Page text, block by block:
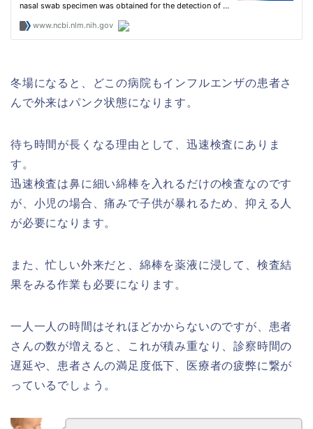
冬場になると、どこの病院もインフルエンザの患者さ
んで外来はパンク状態になります。
待ち時間が長くなる理由として、迅速検査にありま
す。
迅速検査は鼻に細い綿棒を入れるだけの検査なのです
が、小児の場合、痛みで子供が暴れるため、抑える人
が必要になります。
また、忙しい外来だと、綿棒を薬液に浸して、検査結
果をみる作業も必要になります。
一人一人の時間はそれほどかからないのですが、患者
さんの数が増えると、これが積み重なり、診察時間の
遅延や、患者さんの満足度低下、医療者の疲弊に繋が
っているでしょう。